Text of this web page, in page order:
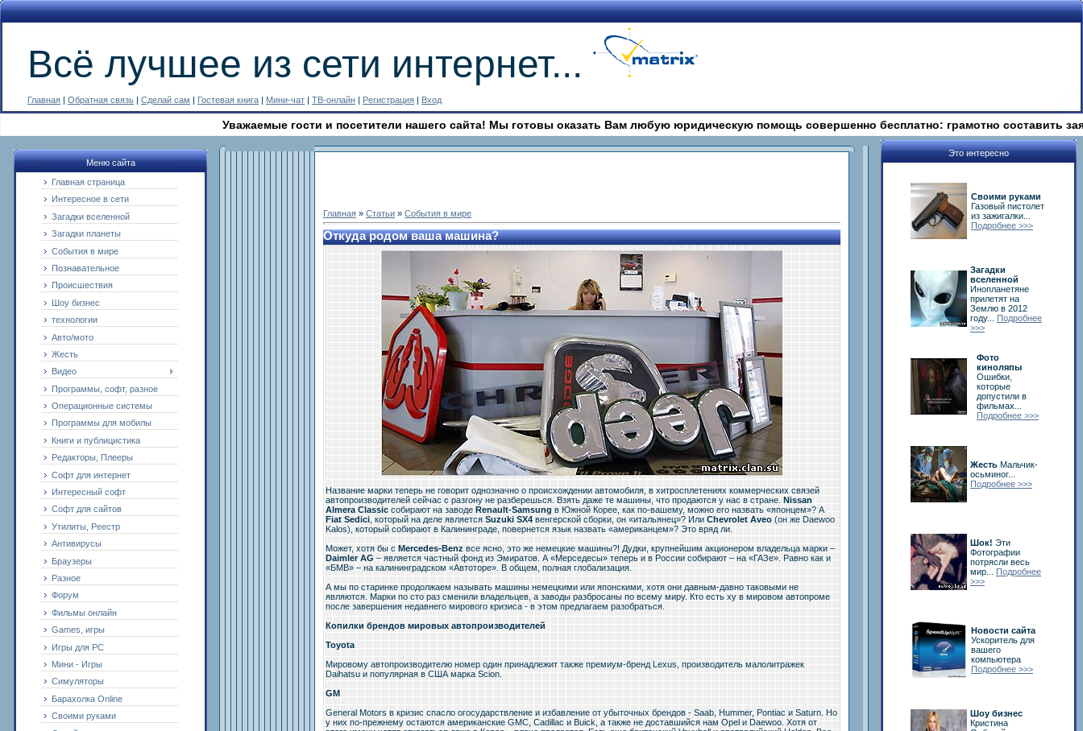
Всё лучшее из сети интернет...
Главная | Обратная связь | Сделай сам | Гостевая книга | Мини-чат | ТВ-онлайн | Регистрация | Вход
Уважаемые гости и посетители нашего сайта! Мы готовы оказать Вам любую юридическую помощь совершенно бесплатно: грамотно составить
Меню сайта
Главная страница
Интересное в сети
Загадки вселенной
Загадки планеты
События в мире
Познавательное
Происшествия
Шоу бизнес
технологии
Авто/мото
Жесть
Видео
Программы, софт, разное
Операционные системы
Программы для мобилы
Книги и публицистика
Редакторы, Плееры
Софт для интернет
Интересный софт
Софт для сайтов
Утилиты, Реестр
Антивирусы
Браузеры
Разное
Форум
Фильмы онлайн
Games, игры
Игры для PC
Мини - Игры
Симуляторы
Барахолка Online
Своими руками
Главная » Статьи » События в мире
Откуда родом ваша машина?
Название марки теперь не говорит однозначно о происхождении автомобиля, в хитросплетениях коммерческих связей
автопроизводителей сейчас с разгону не разберешься. Взять даже те машины, что продаются у нас в стране. Nissan
Almera Classic собирают на заводе Renault-Samsung в Южной Корее, как по-вашему, можно его назвать «японцем»? А
Fiat Sedici , который на деле является Suzuki SX4венгерской сборки, он «итальянец»? Или Chevrolet Aveo (он же Daewoo
Kalos), который собирают в Калининграде, повернется язык назвать «американцем»? Это вряд ли.
Может, хотя бы с Mercedes-Benz все ясно, это же немецкие машины?! Дудки, крупнейшим акционером владельца марки –
Daimler AG – является частный фонд из Эмиратов. А «Мерседесы» теперь и в России собирают – на «ГАЗе». Равно как и
«БМВ» – на калининградском «Автоторе». В общем, полная глобализация.
А мы по старинке продолжаем называть машины немецкими или японскими, хотя они давным-давно таковыми не
являются. Марки по сто раз сменили владельцев, а заводы разбросаны по всему миру. Кто есть ху в мировом автопроме
после завершения недавнего мирового кризиса - в этом предлагаем разобраться.
Копилки брендов мировых автопроизводителей
Toyota
Мировому автопроизводителю номер один принадлежит также премиум-бренд Lexus, производитель малолитражек
Daihatsu и популярная в США марка Scion.
GM
General Motors в кризис спасло огосударствление и избавление от убыточных брендов - Saab, Hummer, Pontiac и Saturn. Но
у них по-прежнему остаются американские GMC, Cadillac и Buick, а также не доставшийся нам Opel и Daewoo. Хотя от
Это интересно
Своими руками
Газовый пистолет
из зажигалки...
Подробнее >>>
Загадки
вселенной
Инопланетяне
прилетят на
Землю в 2012
году... Подробнее
>>>
Фото
киноляпы
Ошибки,
которые
допустили в
фильмах...
Подробнее >>>
Жесть Мальчик-
осьминог...
Подробнее >>>
Шок! Эти
Фотографии
потрясли весь
мир... Подробнее
>>>
Новости сайта
Ускоритель для
вашего
компьютера
Подробнее >>>
Шоу бизнес
Кристина